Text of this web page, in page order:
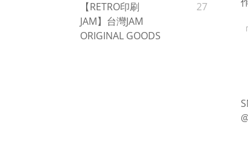
【RETRO印刷
JAM】台灣JAM
ORIGINAL GOODS
27